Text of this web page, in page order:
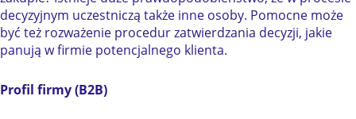
decyzyjnym uczestniczą także inne osoby. Pomocne może
być też rozważenie procedur zatwierdzania decyzji, jakie
panują w firmie potencjalnego klienta.
Profil firmy (B2B)